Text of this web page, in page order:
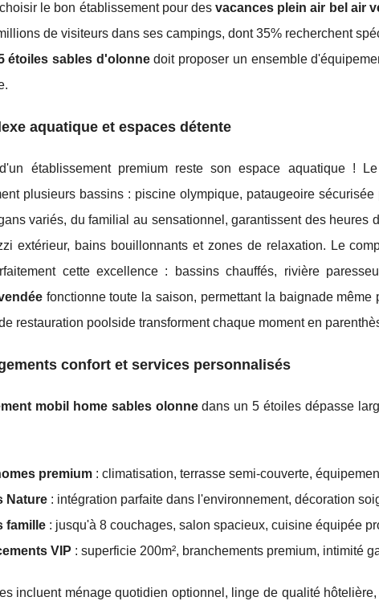
le bon établissement pour desvacances plein air bel air
de visiteurs dans ses campings, dont 35% recherchent
étoiles sables d'olonnedoit proposer un ensemble
aquatique et espaces détente
établissement premium reste son espace aquatique !
plusieurs bassins : piscine olympique, pataugeoire
variés, du familial au sensationnel, garantissent des heures
extérieur, bains bouillonnants et zones de relaxation. Le
cette excellence : bassins chauffés, rivière
fonctionne toute la saison, permettant la baignade même
restauration poolside transforment chaque moment en
confort et services personnalisés
mobil home sables olonnedans un 5 étoiles dépasse
premium : climatisation, terrasse semi-couverte,
Nature : intégration parfaite dans l'environnement, décoration
famille : jusqu'à 8 couchages, salon spacieux, cuisine équipée
VIP : superficie 200m², branchements premium, intimité
incluent ménage quotidien optionnel, linge de qualité